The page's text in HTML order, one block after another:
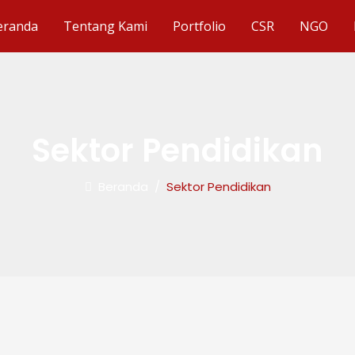
Tentang Kami Portfolio CSR NGO
Sektor Pendidikan